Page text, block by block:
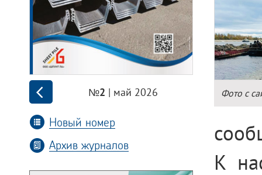
№2 | май 2026
Новый номер
Архив журналов
Фото с
К